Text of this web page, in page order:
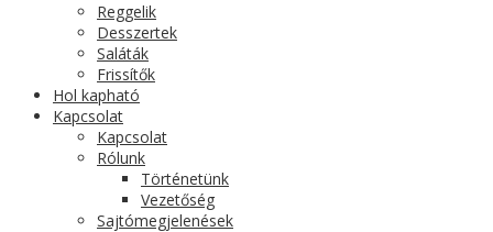
Reggelik
Desszertek
Saláták
Frissítők
Hol kapható
Kapcsolat
Kapcsolat
Rólunk
Történetünk
Vezetőség
Sajtómegjelenések